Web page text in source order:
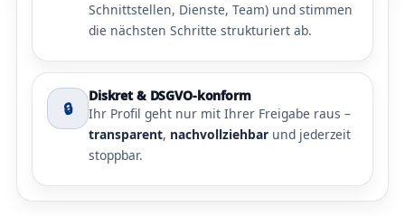
Schnittstellen, Dienste, Team) und stimmen
die nächsten Schritte strukturiert ab.
🔒
Diskret & DSGVO-konform
Ihr Profil geht nur mit Ihrer Freigabe raus –
transparent, nachvollziehbar und jederzeit
stoppbar.